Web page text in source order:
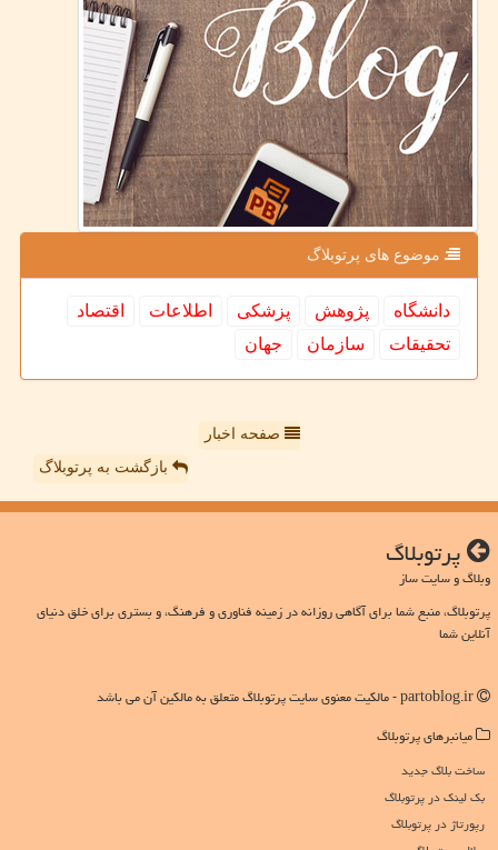
موضوع های پرتوبلاگ
دانشگاه پژوهش پزشكی اطلاعات
اقتصاد
تحقیقات
سازمان جهان
صفحه اخبار
بازگشت به پرتوبلاگ
پرتوبلاگ
وبلاگ و سایت ساز
پرتوبلاگ، منبع شما برای آگاهی روزانه در زمینه فناوری و فرهنگ، و بستری برای خلق دنیای
آنلاین شما
میانبرهای پرتوبلاگ
ساخت بلاگ جدید
بک لینک در پرتوبلاگ
رپورتاژ در پرتوبلاگ